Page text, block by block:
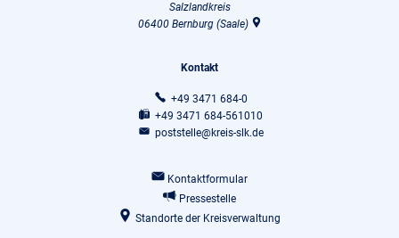
Salzlandkreis
06400 Bernburg (Saale)
Kontakt
+49 3471 684-0
+49 3471 684-561010
poststelle@kreis-slk.de
Kontaktformular
Pressestelle
Standorte der Kreisverwaltung